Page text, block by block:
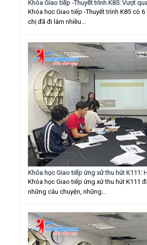
Khóa Giao tiếp -Thuyết trình K85: Vượt
Khóa học Giao tiếp -Thuyết trình K85 có
chị đã đi làm nhiều...
Khóa học Giao tiếp ứng xử thu hút K111:
Khóa học Giao tiếp ứng xử thu hút K111
những câu chuyện, những...